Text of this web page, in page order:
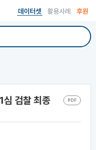
데이터셋 활용사례 후원
심 검찰 최종
PDF